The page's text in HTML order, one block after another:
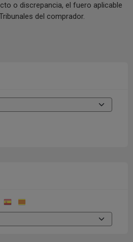
o discrepancia, el fuero aplicable
del comprador.